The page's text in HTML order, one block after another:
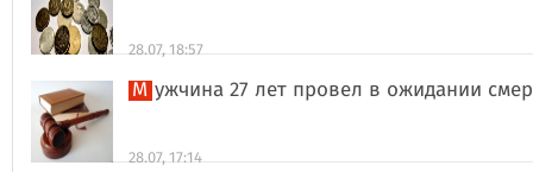
28.07, 18:57
Мужчина 27 лет провел в ожидании
28.07, 17:14